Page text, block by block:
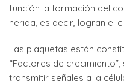
función la formación del
herida, es decir, logran el
Las plaquetas están
“Factores de
transmitir señales a la